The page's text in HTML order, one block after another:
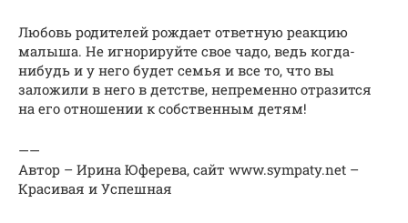
Любовь родителей рождает ответную реакцию
малыша. Не игнорируйте свое чадо, ведь когда-
нибудь и у него будет семья и все то, что вы
заложили в него в детстве, непременно отразится
на его отношении к собственным детям!
——
Автор – Ирина Юферева, сайт www.sympaty.net –
Красивая и Успешная